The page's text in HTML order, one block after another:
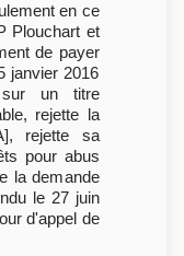
en ce
Plouchart et
de payer
janvier 2016
un titre
rejette la
rejette sa
pour abus
la demande
le 27 juin
d'appel de